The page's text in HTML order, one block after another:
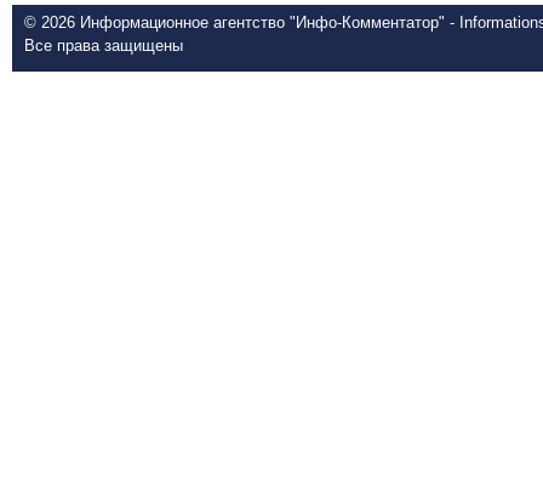
© 2026 Информационное агентство "Инфо-Комментатор" -
Все права защищены